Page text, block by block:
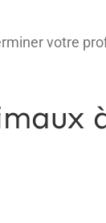
votre